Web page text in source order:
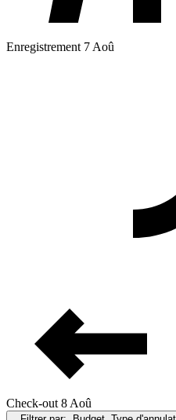
Enregistrement 7 Aoû
Check-out 8 Aoû